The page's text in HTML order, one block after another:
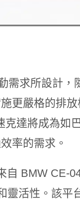
需求所設計，
更嚴格的排
克達將成為如
率的需求。
自 BMW CE-
靈活性。該平